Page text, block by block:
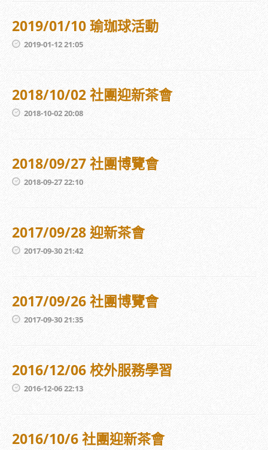
2019/01/10 瑜珈球活動
2019-01-12 21:05
2018/10/02 社團迎新茶會
2018-10-02 20:08
2018/09/27 社團博覽會
2018-09-27 22:10
2017/09/28 迎新茶會
2017-09-30 21:42
2017/09/26 社團博覽會
2017-09-30 21:35
2016/12/06 校外服務學習
2016-12-06 22:13
2016/10/6 社團迎新茶會